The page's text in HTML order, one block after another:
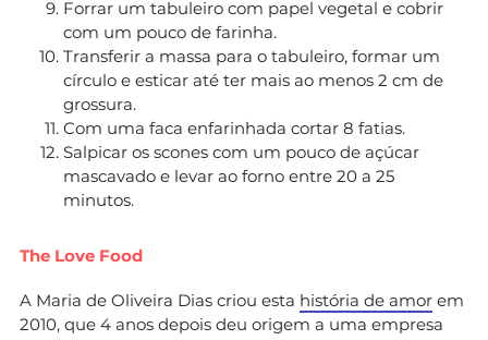
Forrar um tabuleiro com papel vegetal e cobrir
com um pouco de farinha.
Transferir a massa para o tabuleiro, formar um
círculo e esticar até ter mais ao menos 2 cm de
grossura.
Com uma faca enfarinhada cortar 8 fatias.
Salpicar os scones com um pouco de açúcar
mascavado e levar ao forno entre 20 a 25
minutos.
The Love Food
A Maria de Oliveira Dias criou esta história de amor em
2010, que 4 anos depois deu origem a uma empresa